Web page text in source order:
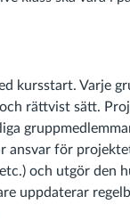
kursstart. Varje
rättvist sätt.
ansvar för
och utgör den
uppdaterar